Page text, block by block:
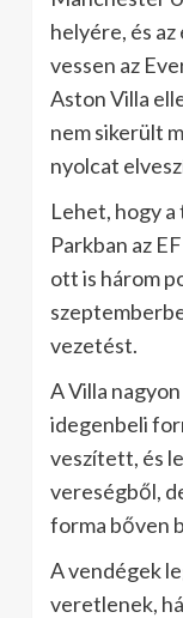
helyére, és
vessen az
Aston Villa
nem sikerült
nyolcat
Lehet, hogy
Parkban az
ott is három
vezetést.
A Villa
idegenbeli
veszített, és
vereségből,
forma bőven
A vendégek
veretlenek,